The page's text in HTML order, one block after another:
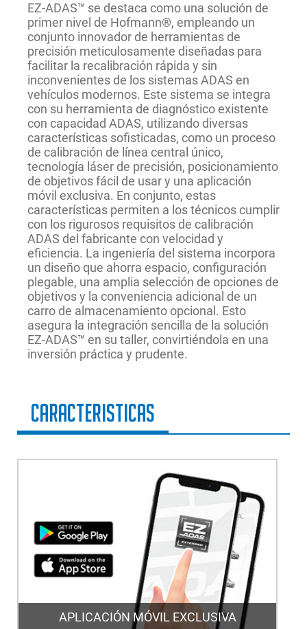
EZ-ADAS™ se destaca como una solución de
primer nivel de Hofmann®, empleando un
conjunto innovador de herramientas de
precisión meticulosamente diseñadas para
facilitar la recalibración rápida y sin
inconvenientes de los sistemas ADAS en
vehículos modernos. Este sistema se integra
con su herramienta de diagnóstico existente
con capacidad ADAS, utilizando diversas
características sofisticadas, como un proceso
de calibración de línea central único,
tecnología láser de precisión, posicionamiento
de objetivos fácil de usar y una aplicación
móvil exclusiva. En conjunto, estas
características permiten a los técnicos cumplir
con los rigurosos requisitos de calibración
ADAS del fabricante con velocidad y
eficiencia. La ingeniería del sistema incorpora
un diseño que ahorra espacio, configuración
plegable, una amplia selección de opciones de
objetivos y la conveniencia adicional de un
carro de almacenamiento opcional. Esto
asegura la integración sencilla de la solución
EZ-ADAS™ en su taller, convirtiéndola en una
inversión práctica y prudente.
Caracteristicas
APLICACIÓN MÓVIL EXCLUSIVA